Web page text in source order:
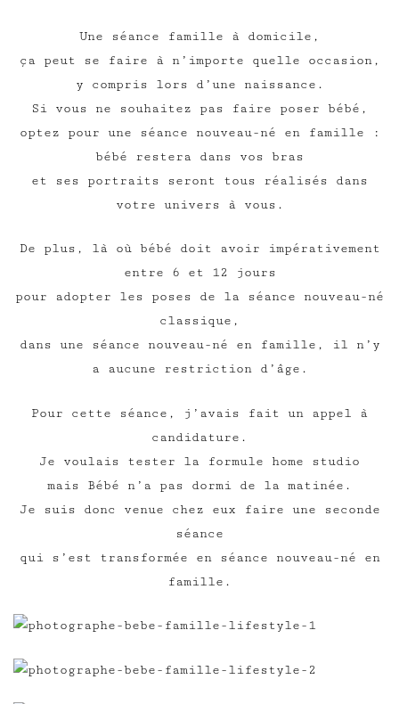
Une séance famille à domicile,
ça peut se faire à n’importe quelle occasion,
y compris lors d’une naissance.
Si vous ne souhaitez pas faire poser bébé,
optez pour une séance nouveau-né en famille :
bébé restera dans vos bras
et ses portraits seront tous réalisés dans
votre univers à vous.
De plus, là où bébé doit avoir impérativement
entre 6 et 12 jours
pour adopter les poses de la séance nouveau-né
classique,
dans une séance nouveau-né en famille, il n’y
a aucune restriction d’âge.
Pour cette séance, j’avais fait un appel à
candidature.
Je voulais tester la formule home studio
mais Bébé n’a pas dormi de la matinée.
Je suis donc venue chez eux faire une seconde
séance
qui s’est transformée en séance nouveau-né en
famille.